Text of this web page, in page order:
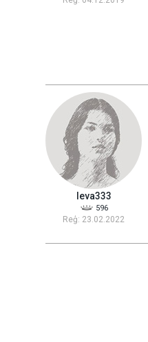
Ieva333
596
Reģ: 23.02.2022